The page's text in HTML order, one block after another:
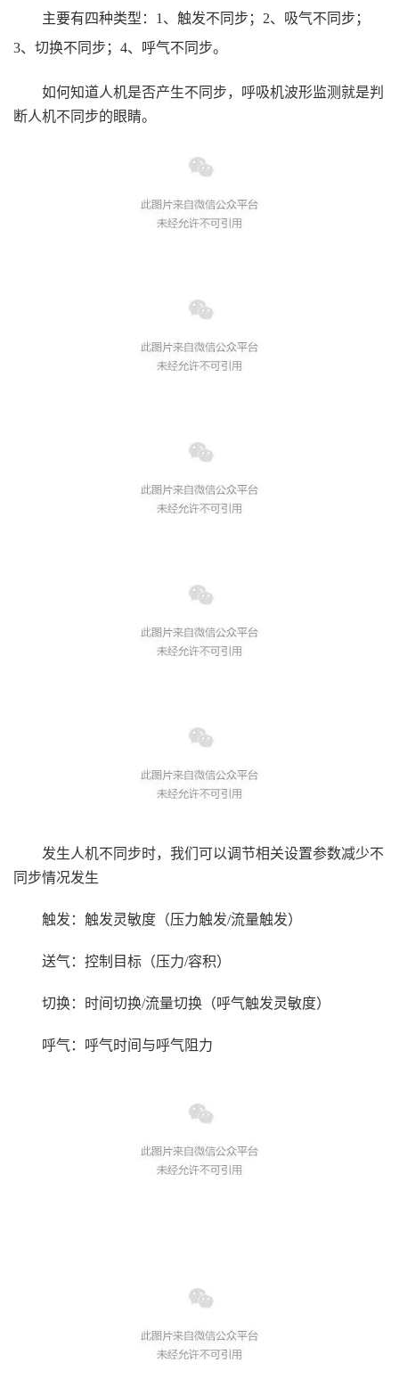
主要有四种类型：1、 触发不同步； 2、 吸气不同步；
3、 切换不同步； 4、 呼气不同步。
如何知道人机是否产生不同步，呼吸机波形监测就是判
断人机不同步的眼睛。
发生人机不同步时，我们可以调节相关设置参数减少不
同步情况发生
触发：触发灵敏度（压力触发/流量触发）
送气：控制目标（压力/容积）
切换：时间切换/流量切换（呼气触发灵敏度）
呼气：呼气时间与呼气阻力